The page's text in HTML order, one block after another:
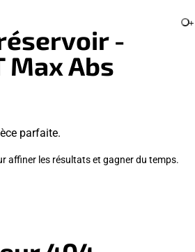
-
Max Abs
+
parfaite.
affiner les résultats et gagner du temps.